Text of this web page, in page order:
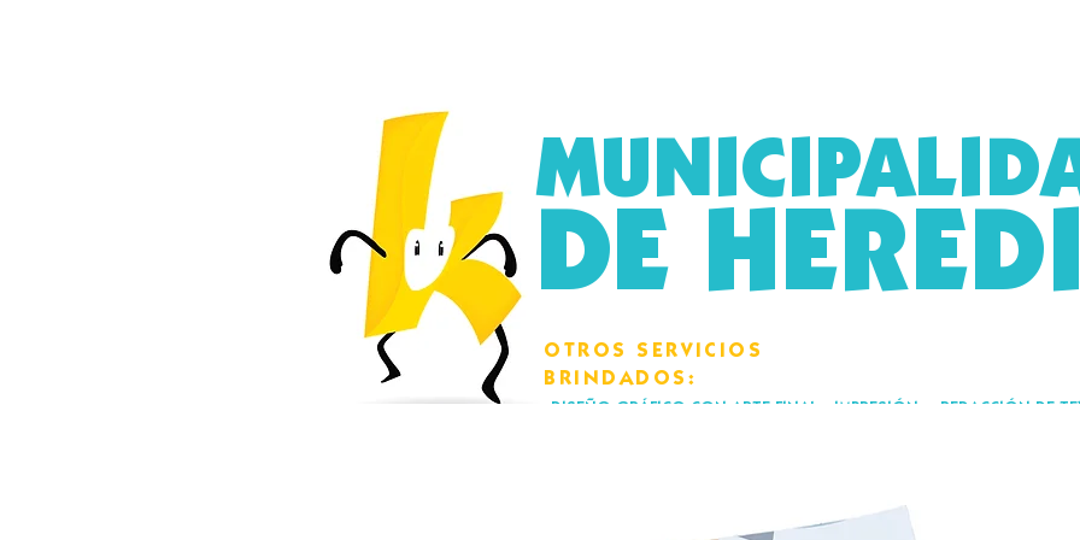
DE
​​OTROS SERVICIOS
BRINDADOS:
-DISEÑO GRÁFICO CON ARTE FINAL -IMPRESIÓN - REDACCIÓN DE